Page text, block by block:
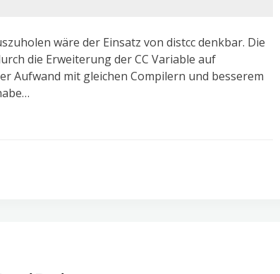
wäre der Einsatz von distcc denkbar. Die
die Erweiterung der CC Variable auf
Aufwand mit gleichen Compilern und besserem